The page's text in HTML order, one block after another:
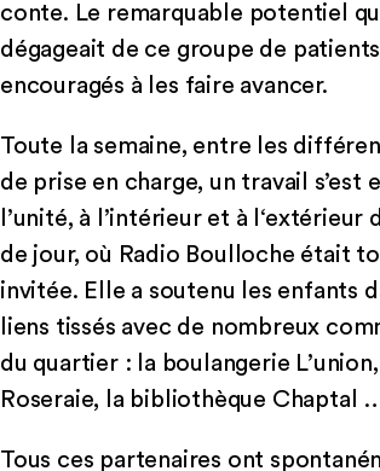
conte. Le remarquable potentiel
dégageait de ce groupe de
encouragés à les faire avancer.
Toute la semaine, entre les
de prise en charge, un travail s’est
l’unité, à l’intérieur et à l‘extérieur
de jour, où Radio Boulloche était
invitée. Elle a soutenu les enfants
liens tissés avec de nombreux
du quartier : la boulangerie
Roseraie, la bibliothèque Chaptal
Tous ces partenaires ont